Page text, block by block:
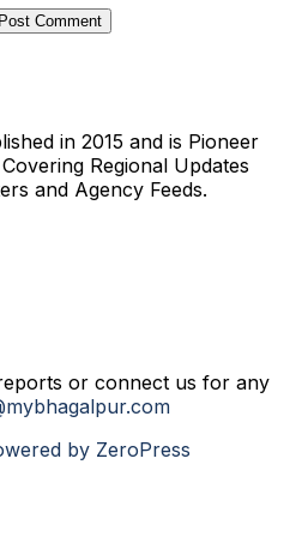
Post Comment
in 2015 and is Pioneer
Regional Updates
and Agency Feeds.
or connect us for any
by ZeroPress